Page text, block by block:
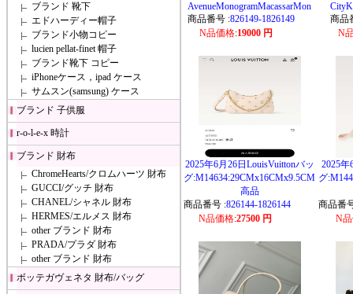
ブランド 靴下
エドハーディー帽子
ブランド小物コピー
lucien pellat-finet 帽子
ブランド靴下 コピー
iPhoneケース，ipad ケース
サムスン(samsung) ケース
ブランド 子供服
r-o-l-e-x 時計
ブランド 財布
ChromeHearts/クロムハーツ 財布
GUCCI/グッチ 財布
CHANEL/シャネル 財布
HERMES/エルメス 財布
other ブランド 財布
PRADA/プラダ 財布
other ブランド 財布
ボッテガヴェネタ 財布/バッグ
AvenueMonogramMacassarMon
商品番号 :826149-1826149
N品価格:19000 円
商品
N
2025年6月26日LouisVuittonバッ
グ:M14634:29CMx16CMx9.5CM
高品
商品番号 :826144-1826144
N品価格:27500 円
2025年
グ
商品番
N